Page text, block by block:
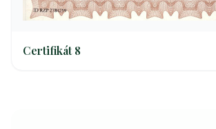
Certifikát 8